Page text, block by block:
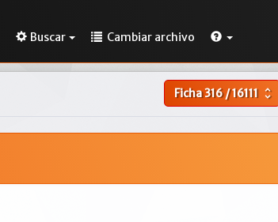
Buscar Cambiar archivo
Ficha316/16111 unfold_more